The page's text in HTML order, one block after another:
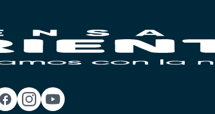
Facebook
Instagram
YouTube